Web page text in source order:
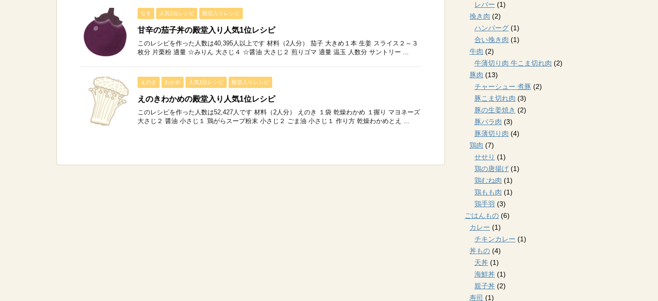
なす 人気1位レシピ 殿堂入りレシピ
甘辛の茄子丼の殿堂入り人気1位レシピ
このレシピを作った人数は40,395人以上です 材料（2人分） 茄子 大きめ１本 生姜 スライス２～３
枚分 片栗粉 適量 ☆みりん 大さじ４ ☆醤油 大さじ２ 煎りゴマ 適量 温玉 人数分 サントリー ...
えのき わかめ 人気1位レシピ 殿堂入りレシピ
えのきわかめの殿堂入り人気1位レシピ
このレシピを作った人数は52,427人です 材料（2人分） えのき １袋 乾燥わかめ １握り マヨネーズ
大さじ２ 醤油 小さじ１ 鶏がらスープ粉末 小さじ２ ごま油 小さじ１ 作り方 乾燥わかめとえ ...
レバー (1)
挽き肉 (2)
ハンバーグ (1)
合い挽き肉 (1)
牛肉 (2)
牛薄切り肉 牛こま切れ肉 (2)
豚肉 (13)
チャーシュー 煮豚 (2)
豚こま切れ肉 (3)
豚の生姜焼き (2)
豚バラ肉 (3)
豚薄切り肉 (4)
鶏肉 (7)
せせり (1)
鶏の唐揚げ (1)
鶏むね肉 (1)
鶏もも肉 (1)
鶏手羽 (3)
ごはんもの (6)
カレー (1)
チキンカレー (1)
丼もの (4)
天丼 (1)
海鮮丼 (1)
親子丼 (2)
寿司 (1)